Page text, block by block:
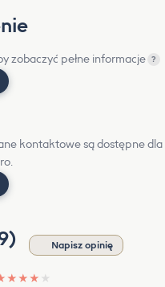
zobaczyć pełne informacje ?
kontaktowe są dostępne dla
Napisz opinię
★ ★ ★ ★